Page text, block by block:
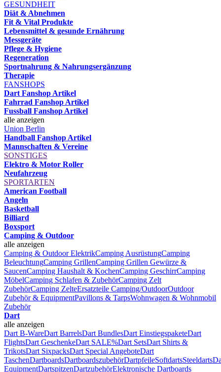
GESUNDHEIT
Diät & Abnehmen
Fit & Vital Produkte
Lebensmittel & gesunde Ernährung
Messgeräte
Pflege & Hygiene
Regeneration
Sportnahrung & Nahrungsergänzung
Therapie
FANSHOPS
Dart Fanshop Artikel
Fahrrad Fanshop Artikel
Fussball Fanshop Artikel
alle anzeigen
Union Berlin
Handball Fanshop Artikel
Mannschaften & Vereine
SONSTIGES
Elektro & Motor Roller
Neufahrzeug
SPORTARTEN
American Football
Angeln
Basketball
Billiard
Boxsport
Camping & Outdoor
alle anzeigen
Camping & Outdoor ElektrikCamping AusrüstungCamping
BeleuchtungCamping GrillenCamping Grillen Gewürze &
SaucenCamping Haushalt & KochenCamping GeschirrCamping
MöbelCamping Schlafen & ZubehörCamping Zelt
ZubehörCamping ZelteErsatzteile Camping/OutdoorOutdoor
Zubehör & EquipmentPavillons & TarpsWohnwagen & Wohnmobil
Zubehör
Dart
alle anzeigen
Dart B-WareDart BarrelsDart BundlesDart EinstiegspaketeDart
FlightsDart GeschenkeDart SALE%Dart SetsDart Shirts &
TrikotsDart SixpacksDart Special AngeboteDart
TaschenDartboardsDartboardszubehörDartpfeileSoftdartsSteeldarts
EquipmentDartspitzenDartzubehörElektronische Dartboards